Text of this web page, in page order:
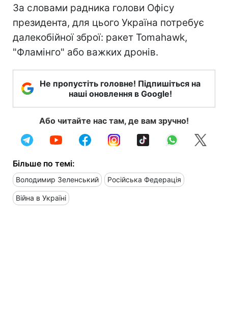
За словами радника голови Офісу
президента, для цього Україна потребує
далекобійної зброї: ракет Tomahawk,
"Фламінго" або важких дронів.
Не пропустіть головне! Підпишіться на
наші оновлення в Google!
Або читайте нас там, де вам зручно!
Більше по темі:
Володимир Зеленський Російська Федерація
Війна в Україні